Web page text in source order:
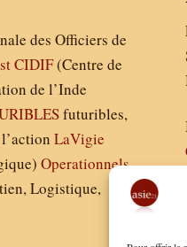
des Officiers de
CIDIF(Centre de
de l’Inde
futuribles,
l’actionLaVigie
Operationnels
Logistique,